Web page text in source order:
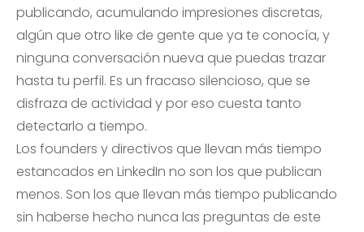
publicando, acumulando impresiones discretas,
algún que otro like de gente que ya te conocía, y
ninguna conversación nueva que puedas trazar
hasta tu perfil. Es un fracaso silencioso, que se
disfraza de actividad y por eso cuesta tanto
detectarlo a tiempo.
Los founders y directivos que llevan más tiempo
estancados en LinkedIn no son los que publican
menos. Son los que llevan más tiempo publicando
sin haberse hecho nunca las preguntas de este